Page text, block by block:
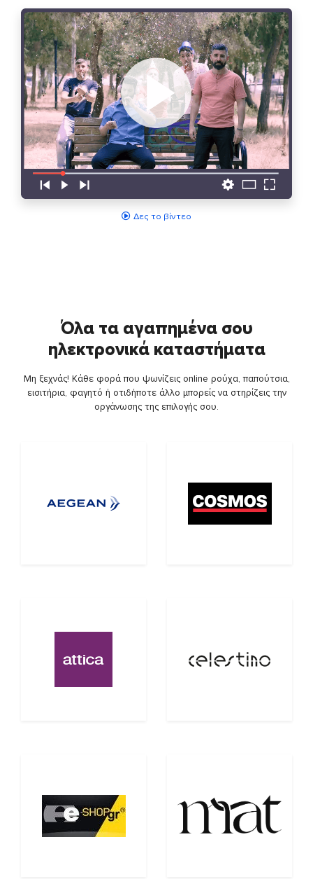
Δες το βίντεο
Όλα τα αγαπημένα σου
ηλεκτρονικά καταστήματα
Μη ξεχνάς! Κάθε φορά που ψωνίζεις online ρούχα, παπούτσια,
εισιτήρια, φαγητό ή οτιδήποτε άλλο μπορείς να στηρίζεις την
οργάνωσης της επιλογής σου.